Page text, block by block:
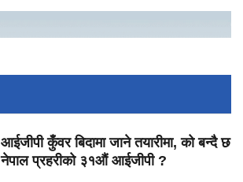
आईजीपी कुँवर बिदामा जाने तयारीमा, को बन्दै छ
नेपाल प्रहरीको ३१औं आईजीपी ?